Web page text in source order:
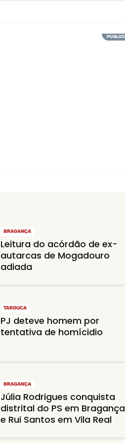
BRAGANÇA
Leitura do acórdão de ex-
autarcas de Mogadouro
adiada
TAROUCA
PJ deteve homem por
tentativa de homícidio
BRAGANÇA
Júlia Rodrigues conquista
distrital do PS em Bragança
e Rui Santos em Vila Real